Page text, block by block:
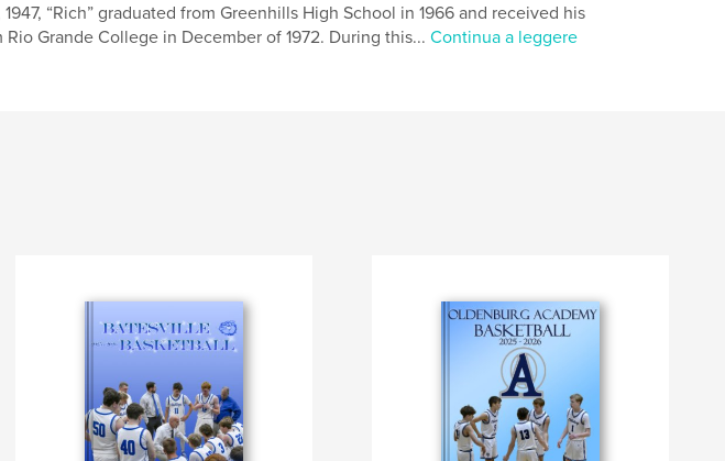
“Rich” graduated from Greenhills High School in 1966 and received his
Grande College in December of 1972. During this... Continua a leggere